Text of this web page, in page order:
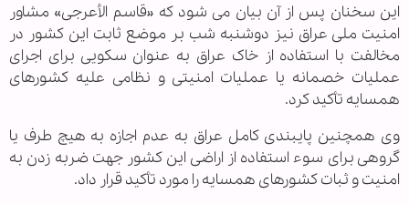
این سخنان پس از آن بیان می شود که «قاسم الأعرجی» مشاور
امنیت ملی عراق نیز دوشنبه شب بر موضع ثابت این کشور در
مخالفت با استفاده از خاک عراق به عنوان سکویی برای اجرای
عملیات خصمانه یا عملیات امنیتی و نظامی علیه کشورهای
همسایه تأکید کرد.
وی همچنین پایبندی کامل عراق به عدم اجازه به هیچ طرف یا
گروهی برای سوء استفاده از اراضی این کشور جهت ضربه زدن به
امنیت و ثبات کشورهای همسایه را مورد تأکید قرار داد.